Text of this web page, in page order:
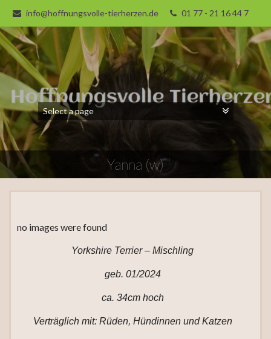
info@hoffnungsvolle-tierherzen.de 01 77 - 21 16 44 7
Yanna (w)
no images were found
Yorkshire Terrier – Mischling
geb. 01/2024
ca. 34cm hoch
Verträglich mit: Rüden, Hündinnen und Katzen